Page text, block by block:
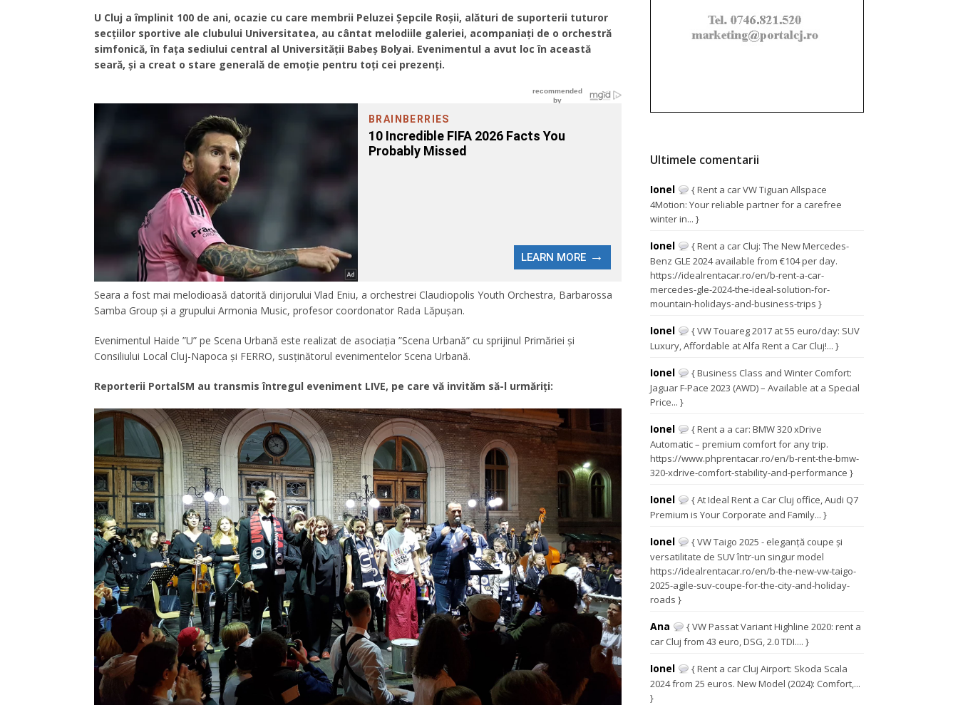
U Cluj a împlinit 100 de ani, ocazie cu care membrii Peluzei Șepcile Roșii, alături de suporterii tuturor
secțiilor sportive ale clubului Universitatea, au cântat melodiile galeriei, acompaniați de o orchestră
simfonică, în fața sediului central al Universității Babeș Bolyai. Evenimentul a avut loc în această
seară, și a creat o stare generală de emoție pentru toți cei prezenți.
Seara a fost mai melodioasă datorită dirijorului Vlad Eniu, a orchestrei Claudiopolis Youth Orchestra, Barbarossa
Samba Group și a grupului Armonia Music, profesor coordonator Rada Lăpușan.
Evenimentul Haide ”U” pe Scena Urbană este realizat de asociația ”Scena Urbană” cu sprijinul Primăriei și
Consiliului Local Cluj-Napoca și FERRO, susținătorul evenimentelor Scena Urbană.
Reporterii PortalSM au transmis întregul eveniment LIVE, pe care vă invităm să-l urmăriți:
Ultimele comentarii
Ionel
{ Rent a car VW Tiguan Allspace
4Motion: Your reliable partner for a carefree
winter in... }
Ionel
{ Rent a car Cluj: The New Mercedes-
Benz GLE 2024 available from €104 per day.
https://idealrentacar.ro/en/b-rent-a-car-
mercedes-gle-2024-the-ideal-solution-for-
mountain-holidays-and-business-trips }
Ionel
{ VW Touareg 2017 at 55 euro/day: SUV
Luxury, Affordable at Alfa Rent a Car Cluj!... }
Ionel
{ Business Class and Winter Comfort:
Jaguar F-Pace 2023 (AWD) – Available at a Special
Price... }
Ionel
{ Rent a a car: BMW 320 xDrive
Automatic – premium comfort for any trip.
https://www.phprentacar.ro/en/b-rent-the-bmw-
320-xdrive-comfort-stability-and-performance }
Ionel
{ At Ideal Rent a Car Cluj office, Audi Q7
Premium is Your Corporate and Family... }
Ionel
{ VW Taigo 2025 - eleganță coupe și
versatilitate de SUV într-un singur model
https://idealrentacar.ro/en/b-the-new-vw-taigo-
2025-agile-suv-coupe-for-the-city-and-holiday-
roads }
Ana
{ VW Passat Variant Highline 2020: rent a
car Cluj from 43 euro, DSG, 2.0 TDI.... }
Ionel
{ Rent a car Cluj Airport: Skoda Scala
2024 from 25 euros. New Model (2024): Comfort,...
}